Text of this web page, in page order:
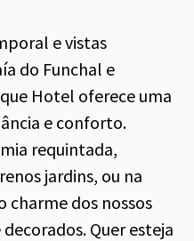
e vistas
do Funchal e
Hotel oferece uma
e conforto.
requintada,
jardins, ou na
charme dos nossos
. Quer esteja